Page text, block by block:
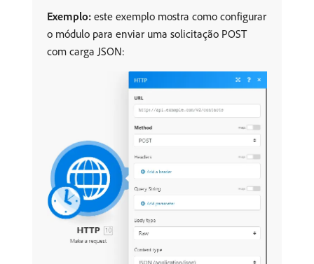
Exemplo: este exemplo mostra como configurar
o módulo para enviar uma solicitação POST
com carga JSON: